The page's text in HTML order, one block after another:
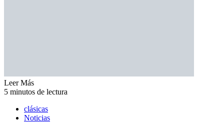
Leer Más
5 minutos de lectura
clásicas
Noticias